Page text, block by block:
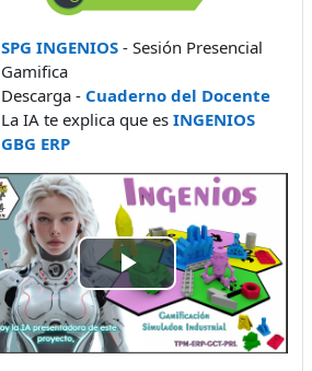
SPG INGENIOS - Sesión Presencial
Gamifica
Descarga - Cuaderno del Docente
La IA te explica que es INGENIOS
GBG ERP
Відтворити
відео